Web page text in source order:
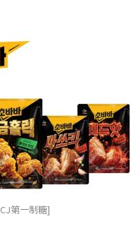
第一制糖]